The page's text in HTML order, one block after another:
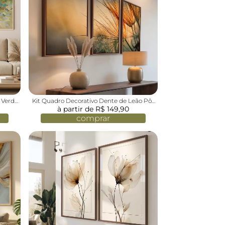
Kit Quadro Decorativo Dente de Leão Pôr
do Sol Sépia
à partir de R$ 149,90
comprar